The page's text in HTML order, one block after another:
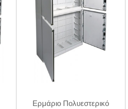
Ερμάριο Πολυεστερικό